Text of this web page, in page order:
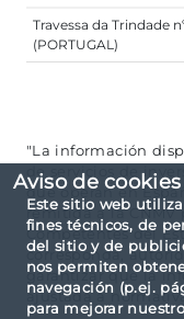
Aviso de cookies
Este sitio web
fines técnicos, de
del sitio y de
nos permiten
navegación (p.ej.
para mejorar
Travessa da Trindade
(PORTUGAL)
"La información
de servicios de
que operan en
remitida a la CNMV
Competentes del
corresponda,
garantizar que la
ajustada a